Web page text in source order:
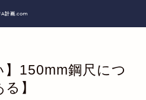
計画.com
】150mm鋼尺につ
】